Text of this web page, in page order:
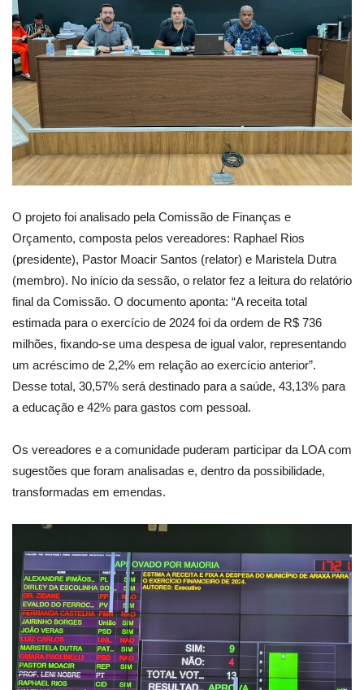
O projeto foi analisado pela Comissão de Finanças e
Orçamento, composta pelos vereadores: Raphael Rios
(presidente), Pastor Moacir Santos (relator) e Maristela Dutra
(membro). No início da sessão, o relator fez a leitura do relatório
final da Comissão. O documento aponta: “A receita total
estimada para o exercício de 2024 foi da ordem de R$ 736
milhões, fixando-se uma despesa de igual valor, representando
um acréscimo de 2,2% em relação ao exercício anterior”.
Desse total, 30,57% será destinado para a saúde, 43,13% para
a educação e 42% para gastos com pessoal.
Os vereadores e a comunidade puderam participar da LOA com
sugestões que foram analisadas e, dentro da possibilidade,
transformadas em emendas.